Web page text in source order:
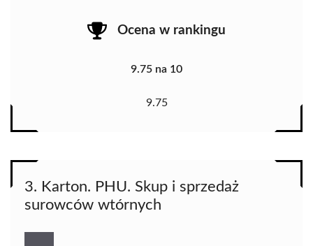
Ocena w rankingu
9.75 na 10
9.75
3. Karton. PHU. Skup i sprzedaż
surowców wtórnych